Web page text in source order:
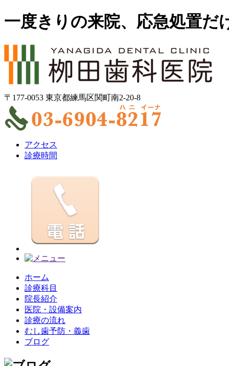
一度きりの来院、応急処置だ
〒177-0053 東京都練馬区関町南2-20-8
アクセス
診療時間
ホーム
診療科目
院長紹介
医院・設備案内
診療の流れ
むし歯予防・義歯
ブログ